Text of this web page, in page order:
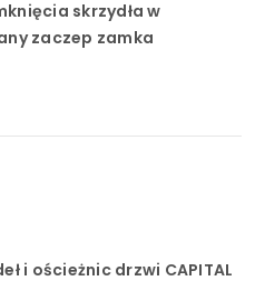
skrzydła w
zaczep zamka
i ościeżnic drzwi CAPITAL